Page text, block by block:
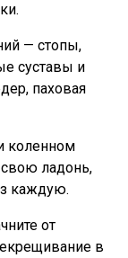
— стопы,
суставы и
паховая
коленном
свою ладонь,
каждую.
от
в